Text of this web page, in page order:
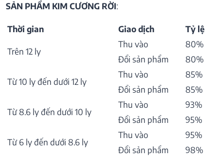
SẢN PHẨM KIM CƯƠNG RỜI:
Thời gian Giao dịch Tỷ lệ
Trên 12 ly
Thu vào
80%
Đổi sản phẩm
80%
Từ 10 ly đến dưới 12 ly
Thu vào
85%
Đổi sản phẩm
85%
Từ 8.6 ly đến dưới 10 ly
Thu vào
93%
Đổi sản phẩm
95%
Từ 6 ly đến dưới 8.6 ly
Thu vào
95%
Đổi sản phẩm
98%